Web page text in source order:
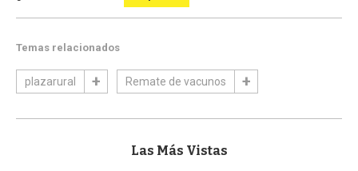
Temas relacionados
plazarural Remate de vacunos
Las Más Vistas